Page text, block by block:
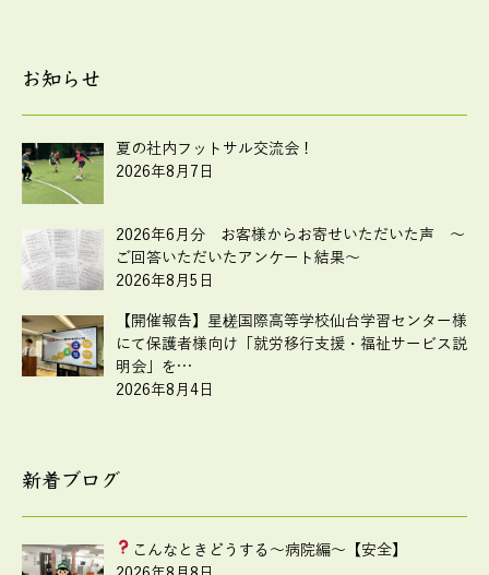
お知らせ
夏の社内フットサル交流会！
2026年8月7日
2026年6月分 お客様からお寄せいただいた声 ～
ご回答いただいたアンケート結果～
2026年8月5日
【開催報告】星槎国際高等学校仙台学習センター様
にて保護者様向け「就労移行支援・福祉サービス説
明会」を…
2026年8月4日
新着ブログ
こんなときどうする ～病院編～【安全】